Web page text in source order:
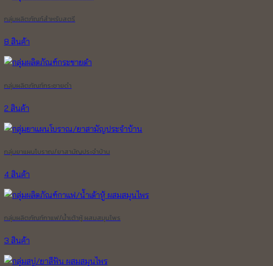
กลุ่มผลิตภัณฑ์สำหรับสตรี
8 สินค้า
กลุ่มผลิตภัณฑ์กระชายดำ
2 สินค้า
กลุ่มยาแผนโบราณ/ยาสามัญประจำบ้าน
4 สินค้า
กลุ่มผลิตภัณฑ์กาแฟ/น้ำเต้าหู้ ผสมสมุนไพร
3 สินค้า